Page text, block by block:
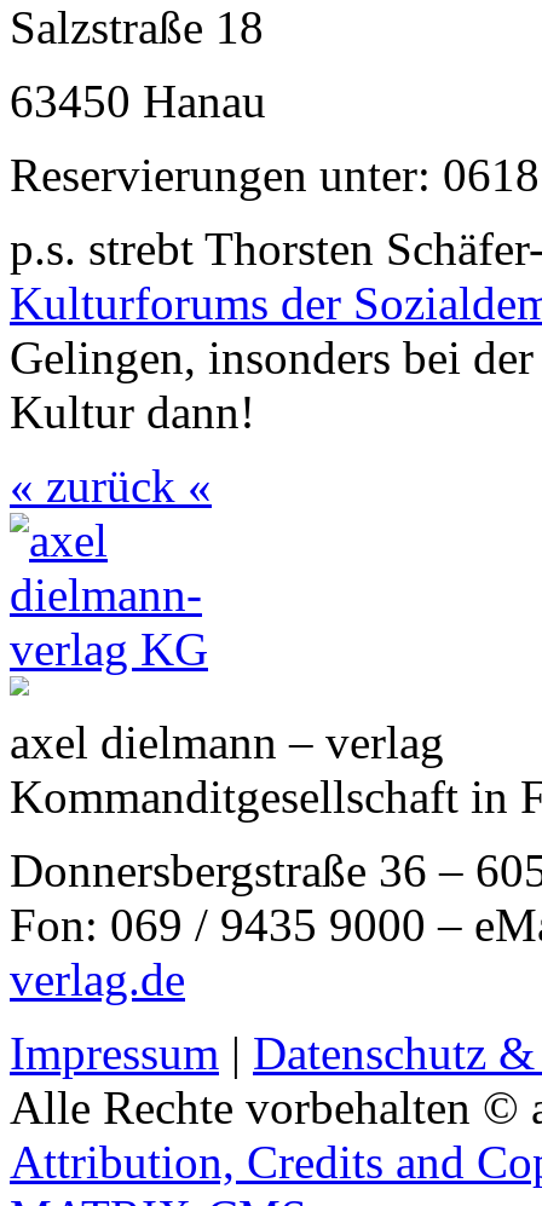
Salzstraße 18
63450 Hanau
Reservierungen unter:
p.s. strebt Thorsten
Kulturforums der
Gelingen, insonders bei
Kultur dann!
« zurück «
axel dielmann – verlag
Kommanditgesellschaft in
Donnersbergstraße 36 –
Fon: 069 / 9435 9000 –
verlag.de
Impressum | Datenschutz
Alle Rechte vorbehalten ©
Attribution, Credits and